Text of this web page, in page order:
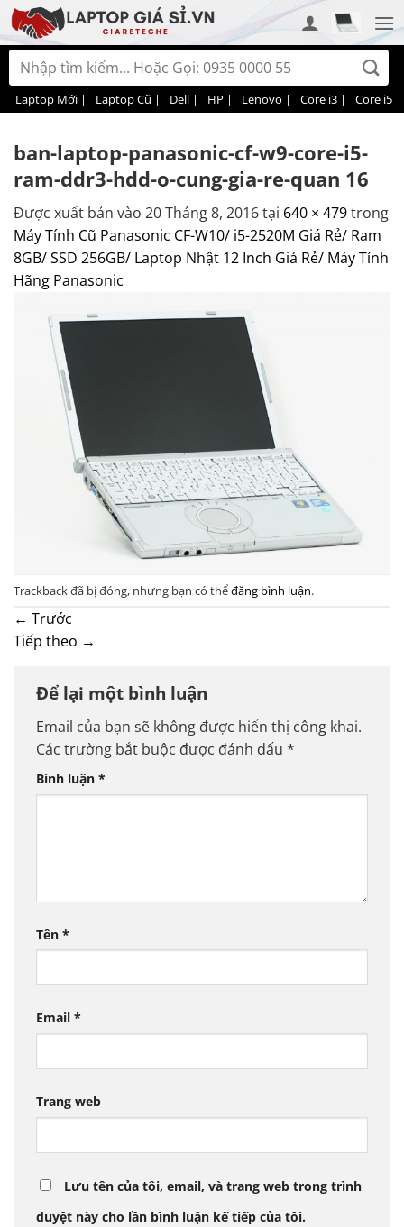
Bỏ
qua
nội
dung
Tìm
kiếm:
Laptop Mới | Laptop Cũ | Dell | HP | Lenovo | Core i3 | Core i5 |
ban-laptop-panasonic-cf-w9-core-i5-
ram-ddr3-hdd-o-cung-gia-re-quan 16
Được xuất bản vào 20 Tháng 8, 2016tại 640 × 479trong
Máy Tính Cũ Panasonic CF-W10/ i5-2520M Giá Rẻ/ Ram
8GB/ SSD 256GB/ Laptop Nhật 12 Inch Giá Rẻ/ Máy Tính
Hãng Panasonic
Trackback đã bị đóng, nhưng bạn có thểđăng bình luận.
← Trước
Tiếp theo →
Để lại một bình luận
Email của bạn sẽ không được hiển thị công khai.
Các trường bắt buộc được đánh dấu *
Bình luận *
Tên *
Email *
Trang web
Lưu tên của tôi, email, và trang web trong trình
duyệt này cho lần bình luận kế tiếp của tôi.